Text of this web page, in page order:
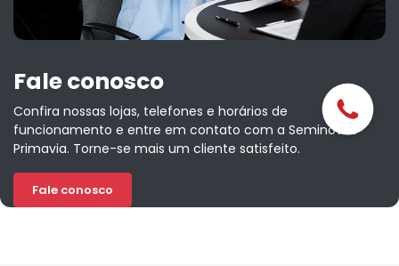
Fale conosco
Confira nossas lojas, telefones e horários de
funcionamento e entre em contato com a Seminovos
Primavia. Torne-se mais um cliente satisfeito.
Fale conosco